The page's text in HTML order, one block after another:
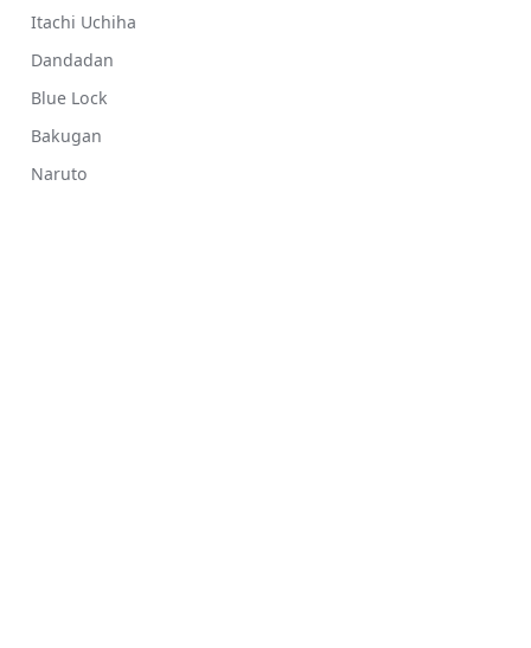
Itachi Uchiha
Dandadan
Blue Lock
Bakugan
Naruto